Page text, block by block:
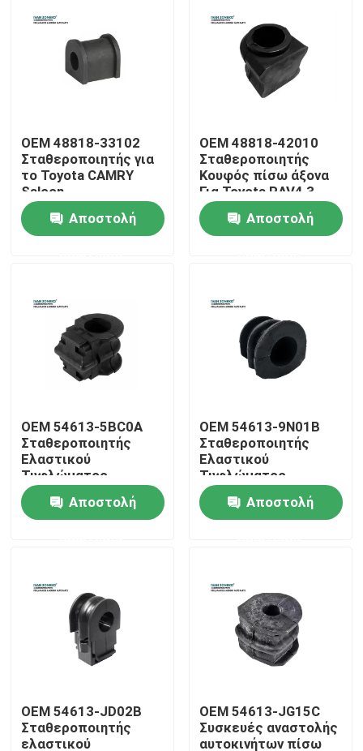
Προϊόντα
Εμφάνιση VR
Σχετικά με εμάς
Ελεγχος ποιότητας
Επικοινωνήστε μαζί μας
Υποθέσεις
OEM 48818-33102
Σταθεροποιητής για
το Toyota CAMRY
Saloon
Αποστολή
OEM 48818-42010
Σταθεροποιητής
Κουφός πίσω άξονα
Για Toyota RAV4 3
SUV
Αποστολή
OEM 54613-5BC0A
Σταθεροποιητής
Ελαστικού
Τυφλώματος
Προσωπικού Άξονα
Για NissanΑποστολή
OEM 54613-9N01B
Σταθεροποιητής
Ελαστικού
Τυφλώματος
Προσωπικού Άξονα
Για NissanΑποστολή
OEM 54613-JD02B
Σταθεροποιητής
ελαστικού
OEM 54613-JG15C
Συσκευές αναστολής
αυτοκινήτων πίσω